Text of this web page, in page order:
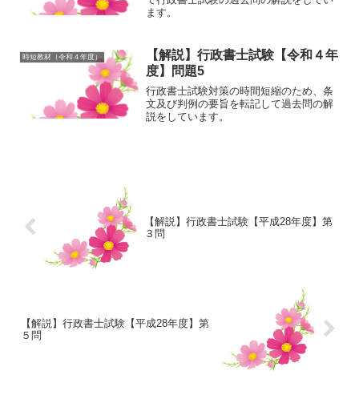
ます。
時短教材（令和４年度）
【解説】行政書士試験【令和４年
度】問題5
行政書士試験対策の時間短縮のため、条
文及び判例の要旨を転記して過去問の解
説をしています。
【解説】行政書士試験【平成28年度】第
３問
【解説】行政書士試験【平成28年度】第
５問